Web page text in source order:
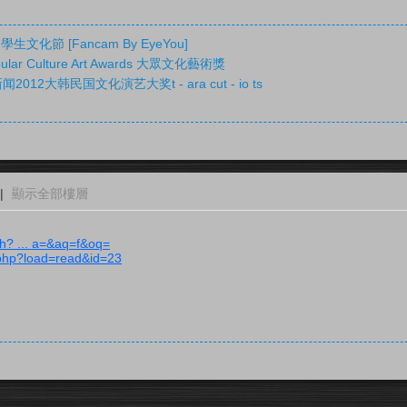
生文化節 [Fancam By EyeYou]
Culture Art Awards 大眾文化藝術獎
2012大韩民国文化演艺大奖t - ara cut - io ts
| 顯示全部樓層
... a=&aq=f&oq=